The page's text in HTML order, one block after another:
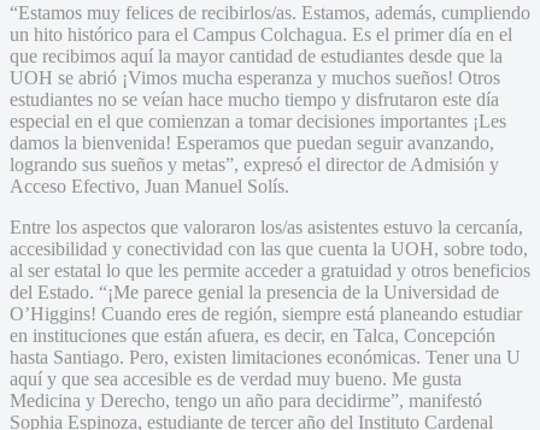
“Estamos muy felices de recibirlos/as. Estamos, además, cumpliendo
un hito histórico para el Campus Colchagua. Es el primer día en el
que recibimos aquí la mayor cantidad de estudiantes desde que la
UOH se abrió ¡Vimos mucha esperanza y muchos sueños! Otros
estudiantes no se veían hace mucho tiempo y disfrutaron este día
especial en el que comienzan a tomar decisiones importantes ¡Les
damos la bienvenida! Esperamos que puedan seguir avanzando,
logrando sus sueños y metas”, expresó el director de Admisión y
Acceso Efectivo, Juan Manuel Solís.
Entre los aspectos que valoraron los/as asistentes estuvo la cercanía,
accesibilidad y conectividad con las que cuenta la UOH, sobre todo,
al ser estatal lo que les permite acceder a gratuidad y otros beneficios
del Estado. “¡Me parece genial la presencia de la Universidad de
O’Higgins! Cuando eres de región, siempre está planeando estudiar
en instituciones que están afuera, es decir, en Talca, Concepción
hasta Santiago. Pero, existen limitaciones económicas. Tener una U
aquí y que sea accesible es de verdad muy bueno. Me gusta
Medicina y Derecho, tengo un año para decidirme”, manifestó
Sophia Espinoza, estudiante de tercer año del Instituto Cardenal